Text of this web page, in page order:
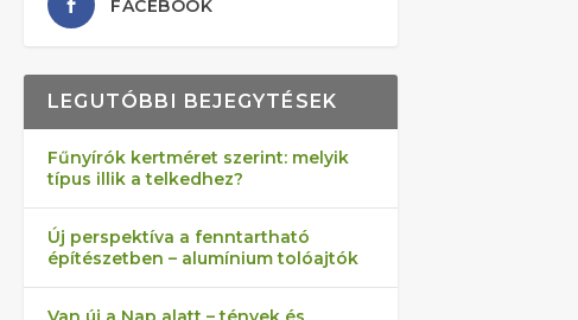
FACEBOOK
LEGUTÓBBI BEJEGYTÉSEK
Fűnyírók kertméret szerint: melyik
típus illik a telkedhez?
Új perspektíva a fenntartható
építészetben – alumínium tolóajtók